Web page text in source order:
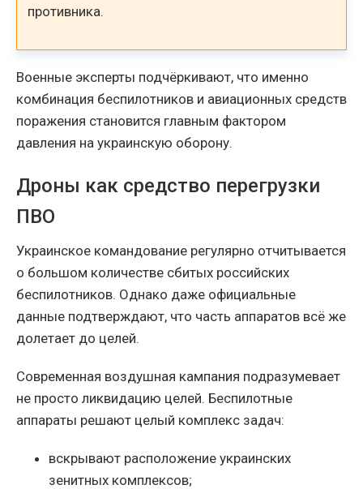
противника.
Военные эксперты подчёркивают, что именно
комбинация беспилотников и авиационных средств
поражения становится главным фактором
давления на украинскую оборону.
Дроны как средство перегрузки
ПВО
Украинское командование регулярно отчитывается
о большом количестве сбитых российских
беспилотников. Однако даже официальные
данные подтверждают, что часть аппаратов всё же
долетает до целей.
Современная воздушная кампания подразумевает
не просто ликвидацию целей. Беспилотные
аппараты решают целый комплекс задач:
вскрывают расположение украинских
зенитных комплексов;